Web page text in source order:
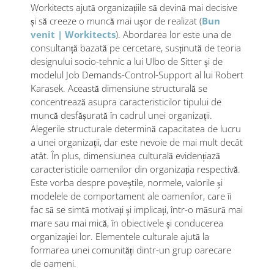
Workitects ajută organizațiile să devină mai decisive
și să creeze o muncă mai ușor de realizat (Bun
venit | Workitects). Abordarea lor este una de
consultanță bazată pe cercetare, susținută de teoria
designului socio-tehnic a lui Ulbo de Sitter și de
modelul Job Demands-Control-Support al lui Robert
Karasek. Această dimensiune structurală se
concentrează asupra caracteristicilor tipului de
muncă desfășurată în cadrul unei organizații.
Alegerile structurale determină capacitatea de lucru
a unei organizații, dar este nevoie de mai mult decât
atât. În plus, dimensiunea culturală evidențiază
caracteristicile oamenilor din organizația respectivă.
Este vorba despre poveștile, normele, valorile și
modelele de comportament ale oamenilor, care îi
fac să se simtă motivați și implicați, într-o măsură mai
mare sau mai mică, în obiectivele și conducerea
organizației lor. Elementele culturale ajută la
formarea unei comunități dintr-un grup oarecare
de oameni.